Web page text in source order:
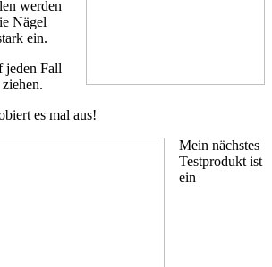
werden
Nägel
ein.
jeden Fall
es mal aus!
Mein nächstes
Testprodukt ist
ein